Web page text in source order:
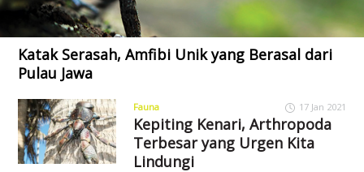
Katak Serasah, Amfibi Unik yang Berasal dari
Pulau Jawa
Fauna 17 Jan 2021
Kepiting Kenari, Arthropoda
Terbesar yang Urgen Kita
Lindungi